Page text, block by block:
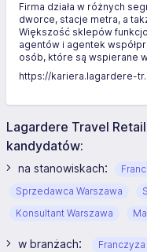
Firma działa w różnych
dworce, stacje metra, a
Większość sklepów
agentów i agentek
osób, które są wspierane
https://kariera.lagardere-
Lagardere Travel
kandydatów:
na stanowiskach:
Sprzedawca Warszawa
Konsultant Warszawa
w branżach: